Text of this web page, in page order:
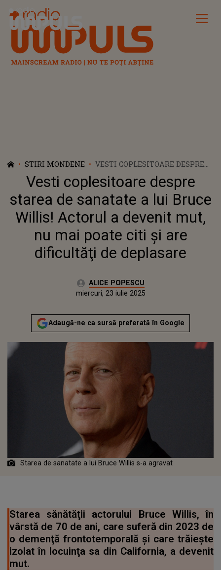
Radio Impuls
STIRI MONDENE
VESTI COPLESITOARE DESPRE
STAREA DE SANATATE A LUI
BRUCE WILLIS! ACTORUL A
DEVENIT MUT, NU MAI POATE
CITI ŞI ARE DIFICULTĂŢI DE
DEPLASARE
Vesti coplesitoare despre
starea de sanatate a lui Bruce
Willis! Actorul a devenit mut,
nu mai poate citi şi are
dificultăţi de deplasare
Autor:ALICE POPESCU
miercuri, 23 iulie 2025Actualizat:
miercuri, 23 iulie 2025
Adaugă-ne ca sursă preferată în Google
Starea de sanatate a lui Bruce Willis s-a agravat
Starea sănătăţii actorului Bruce Willis, în
vârstă de 70 de ani, care suferă din 2023 de
o demenţă frontotemporală şi care trăieşte
izolat în locuinţa sa din California, a devenit
mut.